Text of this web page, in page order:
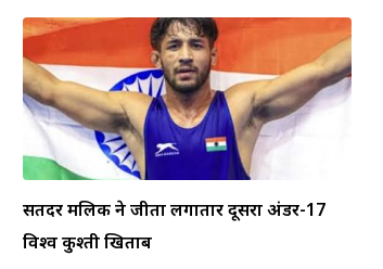
सतिंदर मलिक ने जीता लगातार दूसरा अंडर-17
विश्व कुश्ती खिताब